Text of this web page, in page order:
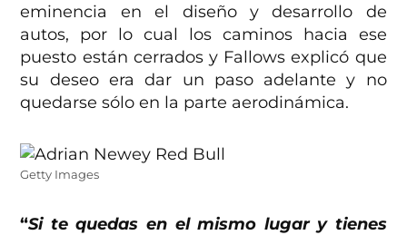
eminencia en el diseño y desarrollo de
autos, por lo cual los caminos hacia ese
puesto están cerrados y Fallows explicó que
su deseo era dar un paso adelante y no
quedarse sólo en la parte aerodinámica.
Getty Images
“Si te quedas en el mismo lugar y tienes